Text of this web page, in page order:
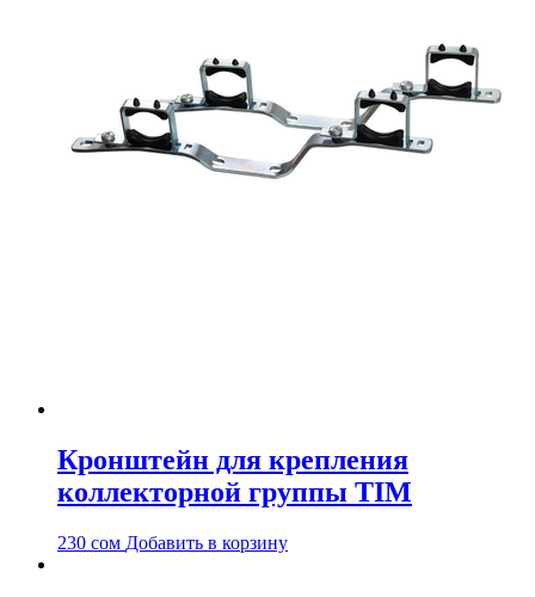
Кронштейн для крепления
коллекторной группы TIM
230 сом Добавить в корзину